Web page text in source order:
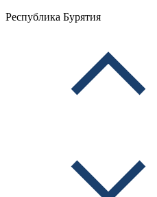
Республика Бурятия